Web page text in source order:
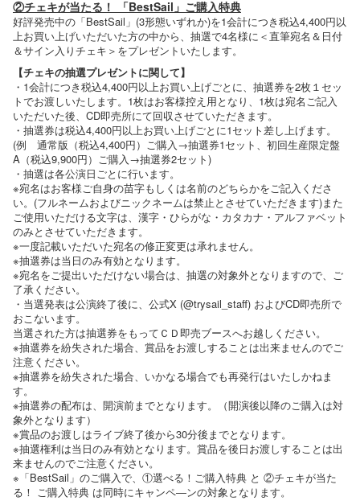
②チェキが当たる！ 「BestSail」ご購入特典
好評発売中の「BestSail」(3形態いずれか)を1会計につき税込4,400円以
上お買い上げいただいた方の中から、抽選で4名様に＜直筆宛名＆日付
＆サイン入りチェキ＞をプレゼントいたします。
【チェキの抽選プレゼントに関して】
・1会計につき税込4,400円以上お買い上げごとに、抽選券を2枚１セッ
トでお渡しいたします。1枚はお客様控え用となり、1枚は宛名ご記入
いただいた後、CD即売所にて回収させていただきます。
・抽選券は税込4,400円以上お買い上げごとに1セット差し上げます。
(例 通常版（税込4,400円）ご購入→抽選券1セット、初回生産限定盤
A（税込9,900円）ご購入→抽選券2セット)
・抽選は各公演日ごとに行います。
※宛名はお客様ご自身の苗字もしくは名前のどちらかをご記入くださ
い。(フルネームおよびニックネームは禁止とさせていただきます)また
ご使用いただける文字は、漢字・ひらがな・カタカナ・アルファベット
のみとさせていただきます。
※一度記載いただいた宛名の修正変更は承れません。
※抽選券は当日のみ有効となります。
※宛名をご提出いただけない場合は、抽選の対象外となりますので、ご
了承ください。
・当選発表は公演終了後に、公式X (@trysail_staff) およびCD即売所で
おこないます。
当選された方は抽選券をもってＣＤ即売ブースへお越しください。
※抽選券を紛失された場合、賞品をお渡しすることは出来ませんのでご
注意ください。
※抽選券を紛失された場合、いかなる場合でも再発行はいたしかねま
す。
※抽選券の配布は、開演前までとなります。（開演後以降のご購入は対
象外となります）
※賞品のお渡しはライブ終了後から30分後までとなります。
※抽選権利は当日のみ有効となります。賞品を後日お渡しすることは出
来ませんのでご注意ください。
※「BestSail」のご購入で、①選べる！ご購入特典 と ②チェキが当た
る！ ご購入特典 は同時にキャンペ―ンの対象となります。